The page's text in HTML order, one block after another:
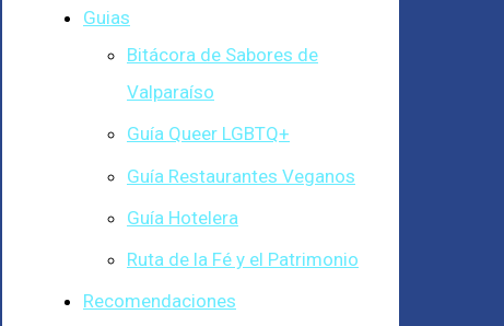
Guias
Bitácora de Sabores de
Valparaíso
Guía Queer LGBTQ+
Guía Restaurantes Veganos
Guía Hotelera
Ruta de la Fé y el Patrimonio
Recomendaciones